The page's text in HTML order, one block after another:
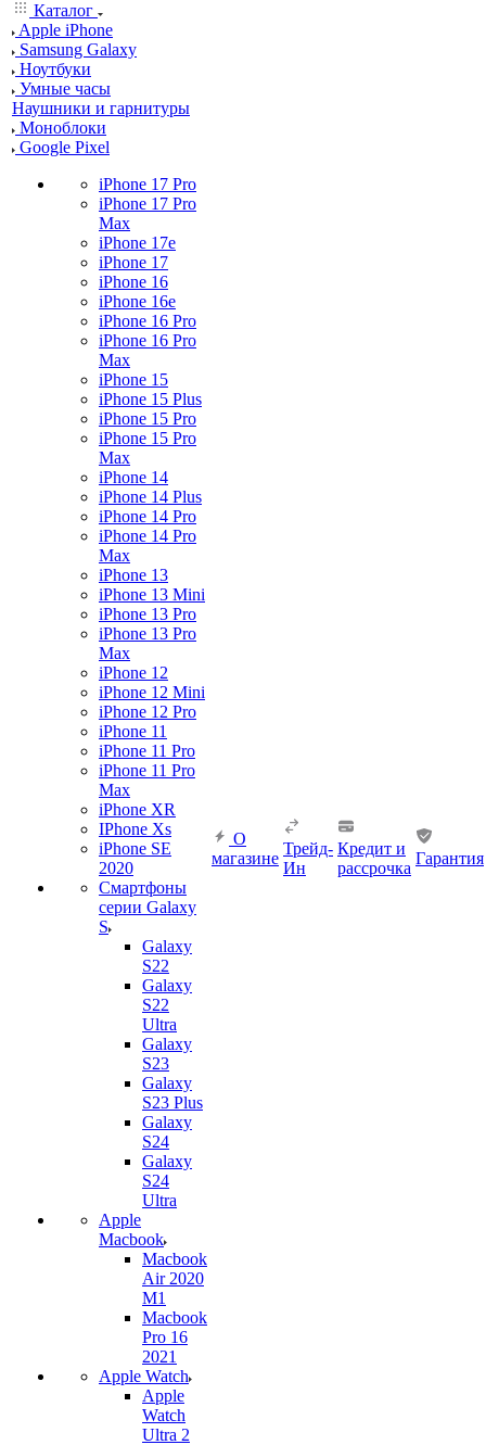
Каталог
Apple iPhone
Samsung Galaxy
Ноутбуки
Умные часы
Наушники и гарнитуры
Моноблоки
Google Pixel
iPhone 17 Pro
iPhone 17 Pro
Max
iPhone 17e
iPhone 17
iPhone 16
iPhone 16e
iPhone 16 Pro
iPhone 16 Pro
Max
iPhone 15
iPhone 15 Plus
iPhone 15 Pro
iPhone 15 Pro
Max
iPhone 14
iPhone 14 Plus
iPhone 14 Pro
iPhone 14 Pro
Max
iPhone 13
iPhone 13 Mini
iPhone 13 Pro
iPhone 13 Pro
Max
iPhone 12
iPhone 12 Mini
iPhone 12 Pro
iPhone 11
iPhone 11 Pro
iPhone 11 Pro
Max
iPhone XR
IPhone Xs
iPhone SE
2020
Смартфоны
серии Galaxy
S
Galaxy
S22
Galaxy
S22
Ultra
Galaxy
S23
Galaxy
S23 Plus
Galaxy
S24
Galaxy
S24
Ultra
Apple
Macbook
Macbook
Air 2020
M1
Macbook
Pro 16
2021
Apple Watch
Apple
Watch
Ultra 2
О
магазине
Трейд-
Ин
Кредит и
рассрочка
Гарантия